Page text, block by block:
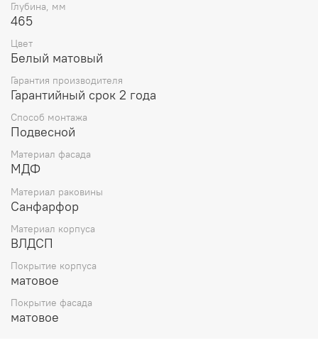
Глубина, мм
465
Цвет
Белый матовый
Гарантия производителя
Гарантийный срок 2 года
Способ монтажа
Подвесной
Материал фасада
МДФ
Материал раковины
Санфарфор
Материал корпуса
ВЛДСП
Покрытие корпуса
матовое
Покрытие фасада
матовое